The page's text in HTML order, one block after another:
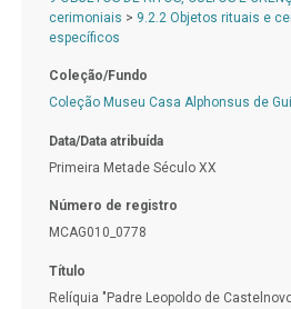
cerimoniais > 9.2.2 Objetos rituais e
específicos
Coleção/Fundo
Coleção Museu Casa Alphonsus de
Data/Data atribuída
Primeira Metade Século XX
Número de registro
MCAG010_0778
Título
Relíquia "Padre Leopoldo de